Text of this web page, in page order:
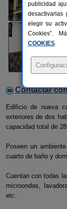
Contactar
Edificio de nueva
exteriores de dos
capacidad total de
Poseen un
cuarto de baño y
Cuentan con todas
microondas,
etc.
publicidad
desactivarlas
elegir su
Cookies”.
COOKIES.